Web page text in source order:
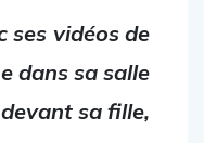
ses vidéos de
dans sa salle
sa fille,